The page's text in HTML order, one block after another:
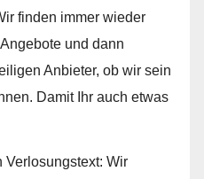
finden immer wieder
und dann
Anbieter, ob wir sein
Damit Ihr auch etwas
Verlosungstext: Wir